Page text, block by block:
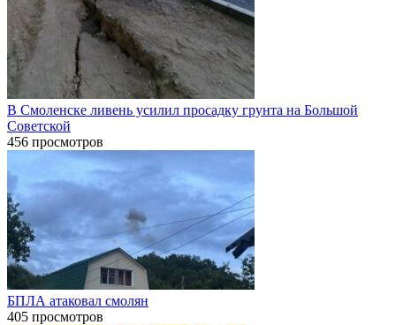
В Смоленске ливень усилил просадку грунта на Большой
Советской
456 просмотров
БПЛА атаковал смолян
405 просмотров